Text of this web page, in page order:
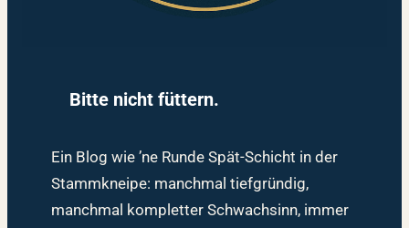
Bitte nicht füttern.
Ein Blog wie ’ne Runde Spät-Schicht in der
Stammkneipe: manchmal tiefgründig,
manchmal kompletter Schwachsinn, immer